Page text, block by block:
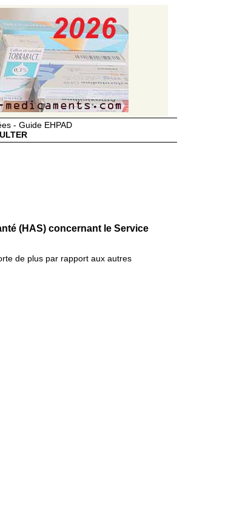
- Guide EHPAD
(HAS) concernant le Service
de plus par rapport aux autres